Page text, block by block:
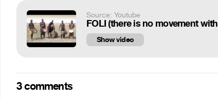
Source: Youtube
Show video
3 comments